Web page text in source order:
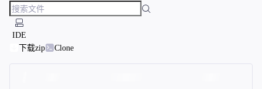
IDE
下载zip
Clone